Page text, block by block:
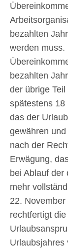
bezahlten
werden muss.
bezahlten
der übrige
spätestens 18
das der
gewähren
nach der
Erwägung,
bei Ablauf der
mehr
22.
rechtfertigt
Urlaubsjahres